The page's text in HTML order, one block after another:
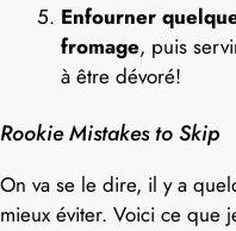
Enfourner
fromage, puis
à être dévoré!
Rookie Mistakes to Skip
On va se le dire, il y a
mieux éviter. Voici ce que